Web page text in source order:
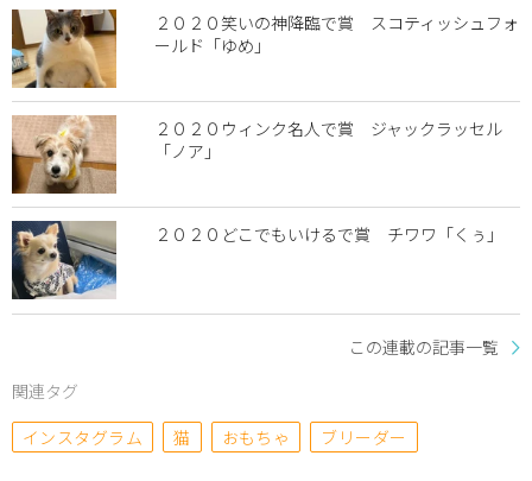
２０２０笑いの神降臨で賞 スコティッシュフォ
ールド「ゆめ」
２０２０ウィンク名人で賞 ジャックラッセル
「ノア」
２０２０どこでもいけるで賞 チワワ「くぅ」
この連載の記事一覧
関連タグ
インスタグラム
猫 おもちゃ ブリーダー